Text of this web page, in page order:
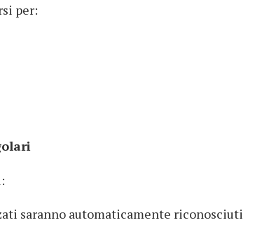
per:
saranno automaticamente riconosciuti